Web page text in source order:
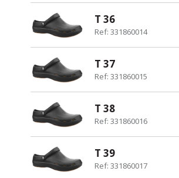
T 36
Ref: 331860014
T 37
Ref: 331860015
T 38
Ref: 331860016
T 39
Ref: 331860017